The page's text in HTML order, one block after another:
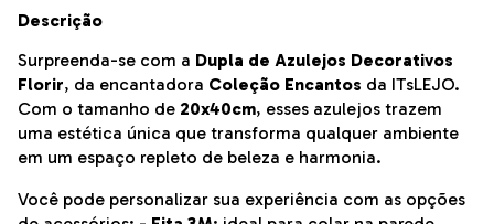
Descrição
Surpreenda-se com a Dupla de Azulejos Decorativos
Florir, da encantadora Coleção Encantos da ITsLEJO.
Com o tamanho de 20x40cm, esses azulejos trazem
uma estética única que transforma qualquer ambiente
em um espaço repleto de beleza e harmonia.
Você pode personalizar sua experiência com as opções